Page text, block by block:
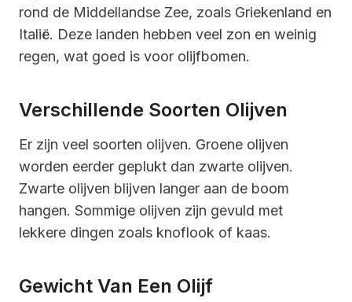
rond de Middellandse Zee, zoals Griekenland en
Italië. Deze landen hebben veel zon en weinig
regen, wat goed is voor olijfbomen.
Verschillende Soorten Olijven
Er zijn veel soorten olijven. Groene olijven
worden eerder geplukt dan zwarte olijven.
Zwarte olijven blijven langer aan de boom
hangen. Sommige olijven zijn gevuld met
lekkere dingen zoals knoflook of kaas.
Gewicht Van Een Olijf